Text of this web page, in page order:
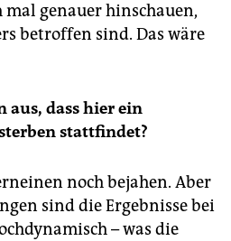
genauer hinschauen,
betroffen sind. Das wäre
aus, dass hier ein
stattfindet?
noch bejahen. Aber
sind die Ergebnisse bei
– was die